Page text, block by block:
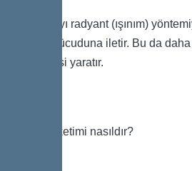
Sistem, ısıyı radyant (ışınım)
ve insan vücuduna iletir. Bu da
ısınma hissi yaratır.
Elektrik tüketimi nasıldır?